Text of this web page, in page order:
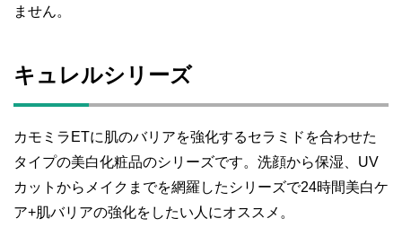
ません。
キュレルシリーズ
カモミラETに肌のバリアを強化するセラミドを合わせた
タイプの美白化粧品のシリーズです。洗顔から保湿、UV
カットからメイクまでを網羅したシリーズで24時間美白ケ
ア+肌バリアの強化をしたい人にオススメ。